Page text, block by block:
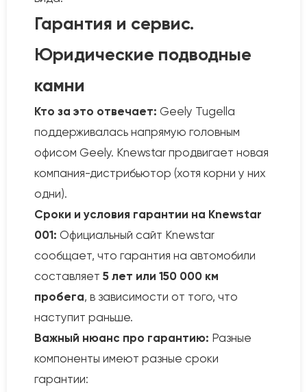
Гарантия и сервис.
Юридические подводные
камни
Кто за это отвечает: Geely Tugella
поддерживалась напрямую головным
офисом Geely. Knewstar продвигает новая
компания-дистрибьютор (хотя корни у них
одни).
Сроки и условия гарантии на Knewstar
001: Официальный сайт Knewstar
сообщает, что гарантия на автомобили
составляет 5 лет или 150 000 км
пробега, в зависимости от того, что
наступит раньше.
Важный нюанс про гарантию: Разные
компоненты имеют разные сроки
гарантии: